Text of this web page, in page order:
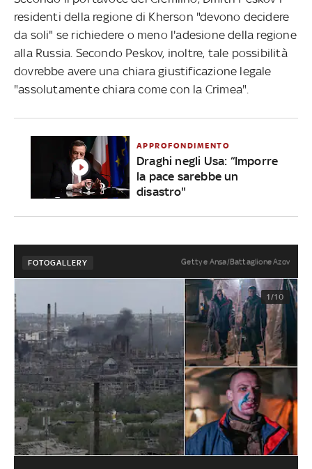
residenti della regione di Kherson "devono decidere
da soli" se richiedere o meno l'adesione della regione
alla Russia. Secondo Peskov, inoltre, tale possibilità
dovrebbe avere una chiara giustificazione legale
"assolutamente chiara come con la Crimea".
APPROFONDIMENTO
Draghi negli Usa: “Imporre
la pace sarebbe un
disastro"
FOTOGALLERY Getty e Ansa/Battaglione Azov
1/10